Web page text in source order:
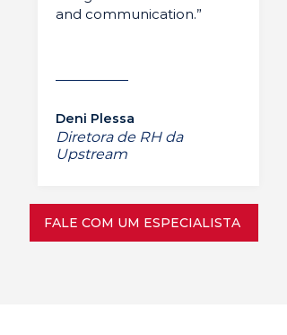
and communication.”
Deni Plessa
Diretora de RH da
Upstream
FALE COM UM ESPECIALISTA